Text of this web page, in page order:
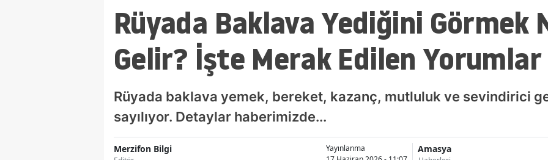
Rüyada Baklava Yediğini Görmek
Gelir? İşte Merak Edilen Yorumlar
Rüyada baklava yemek, bereket, kazanç, mutluluk ve sevindirici
sayılıyor. Detaylar haberimizde...
Merzifon Bilgi
Yayınlanma
Amasya